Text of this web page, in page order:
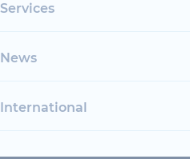
Services
News
International